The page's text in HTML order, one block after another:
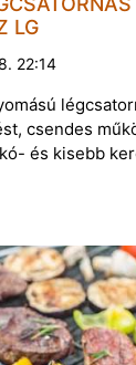
LG
22:14
csendes
és kisebb